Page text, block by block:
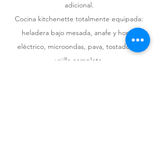
adicional.
Cocina kitchenette totalmente equipada:
heladera bajo mesada, anafe y horno
eléctrico, microondas, pava, tostadora y
vajilla completa.